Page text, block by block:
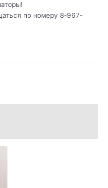
по номеру 8-967-